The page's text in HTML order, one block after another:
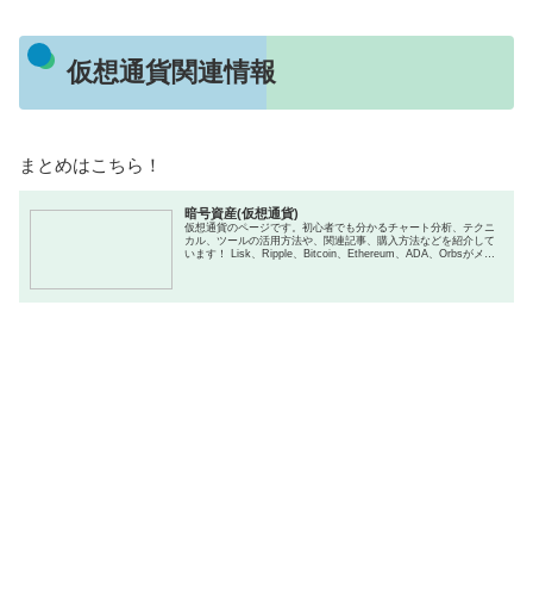
仮想通貨関連情報
まとめはこちら！
暗号資産(仮想通貨)
仮想通貨のページです。初心者でも分かるチャート分析、テクニ
カル、ツールの活用方法や、関連記事、購入方法などを紹介して
います！ Lisk、Ripple、Bitcoin、Ethereum、ADA、Orbsがメイ